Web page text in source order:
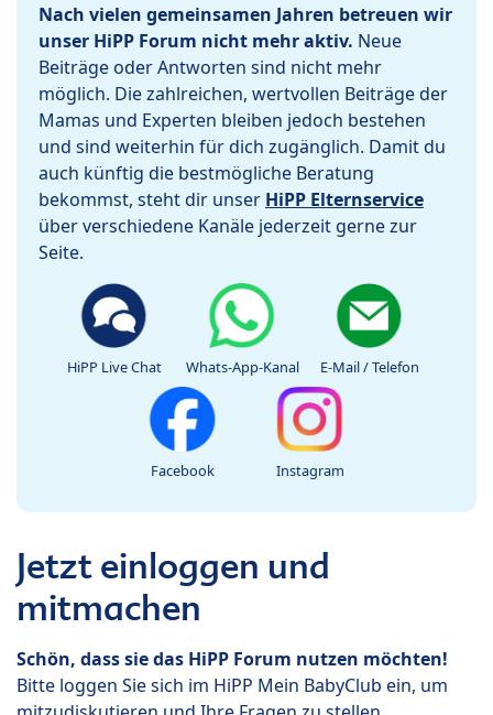
Nach vielen gemeinsamen Jahren betreuen wir
unser HiPP Forum nicht mehr aktiv. Neue
Beiträge oder Antworten sind nicht mehr
möglich. Die zahlreichen, wertvollen Beiträge der
Mamas und Experten bleiben jedoch bestehen
und sind weiterhin für dich zugänglich. Damit du
auch künftig die bestmögliche Beratung
bekommst, steht dir unser HiPP Elternservice
über verschiedene Kanäle jederzeit gerne zur
Seite.
HiPP Live Chat Whats-App-Kanal E-Mail / Telefon
Facebook Instagram
Jetzt einloggen und
mitmachen
Schön, dass sie das HiPP Forum nutzen möchten!
Bitte loggen Sie sich im HiPP Mein BabyClub ein, um